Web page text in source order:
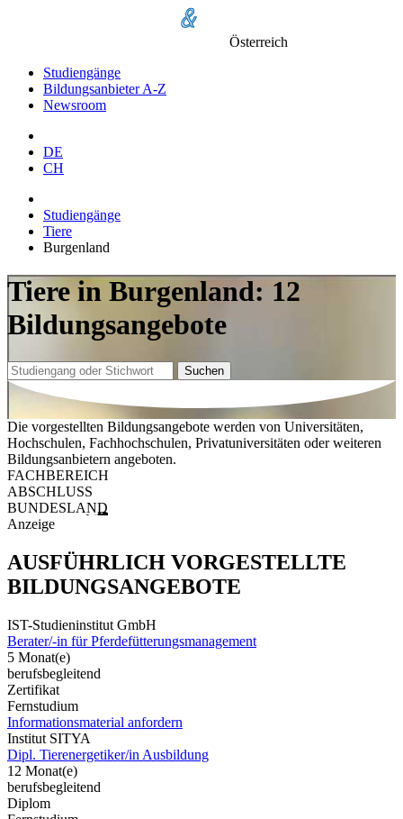
Österreich
Studiengänge
Bildungsanbieter A-Z
Newsroom
DE
CH
Studiengänge
Tiere
Burgenland
Tiere in Burgenland: 12
Bildungsangebote
Suchen
Die vorgestellten Bildungsangebote werden von Universitäten,
Hochschulen, Fachhochschulen, Privatuniversitäten oder weiteren
Bildungsanbietern angeboten.
FACHBEREICH
ABSCHLUSS
BUNDESLAND
Anzeige
AUSFÜHRLICH VORGESTELLTE
BILDUNGSANGEBOTE
IST-Studieninstitut GmbH
Berater/-in für Pferdefütterungsmanagement
5 Monat(e)
berufsbegleitend
Zertifikat
Fernstudium
Informationsmaterial anfordern
Institut SITYA
Dipl. Tierenergetiker/in Ausbildung
12 Monat(e)
berufsbegleitend
Diplom